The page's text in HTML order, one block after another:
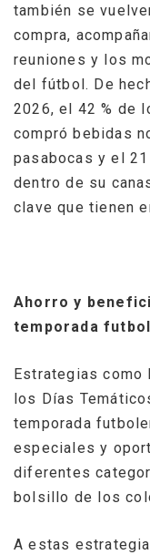
también se
compra,
reuniones y los
del fútbol. De
2026, el 42 % de
compró bebidas
pasabocas y el
dentro de su
clave que tienen
Ahorro y
temporada
Estrategias como
los Días
temporada
especiales y
diferentes
bolsillo de los
A estas